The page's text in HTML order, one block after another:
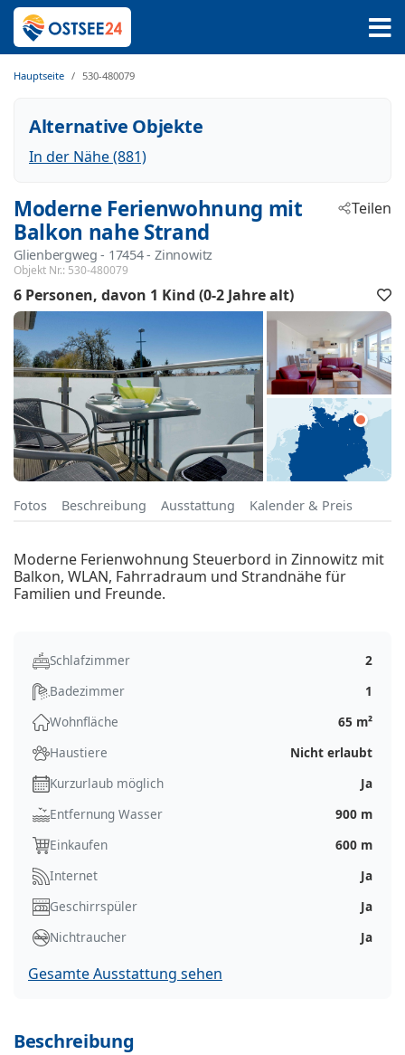
Hauptseite 530-480079
Alternative Objekte
In der Nähe (881)
Moderne Ferienwohnung mit
Balkon nahe Strand
Glienbergweg - 17454 - Zinnowitz
Objekt Nr.: 530-480079
Teilen
6 Personen davon 1 Kind (0-2 Jahre alt)
Fotos Beschreibung Ausstattung Kalender & Preis
Moderne Ferienwohnung Steuerbord in Zinnowitz mit
Balkon, WLAN, Fahrradraum und Strandnähe für
Familien und Freunde.
Schlafzimmer
2
Badezimmer
1
Wohnfläche
65 m²
Haustiere
Nicht erlaubt
Kurzurlaub möglich
Ja
Entfernung Wasser
900 m
Einkaufen
600 m
Internet
Ja
Geschirrspüler
Ja
Nichtraucher
Ja
Gesamte Ausstattung sehen
Beschreibung